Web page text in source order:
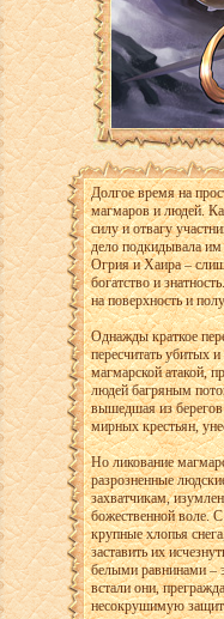
Долгое время на
магмаров и людей.
силу и отвагу
дело подкидывала
Огрия и Хаира –
богатство и
на поверхность и
Однажды краткое
пересчитать убитых
магмарской атакой,
людей багряным
вышедшая из берегов
мирных крестьян,
Но ликование
разрозненные
захватчикам,
божественной воле.
крупные хлопья
заставить их
белыми равнинами –
встали они,
несокрушимую